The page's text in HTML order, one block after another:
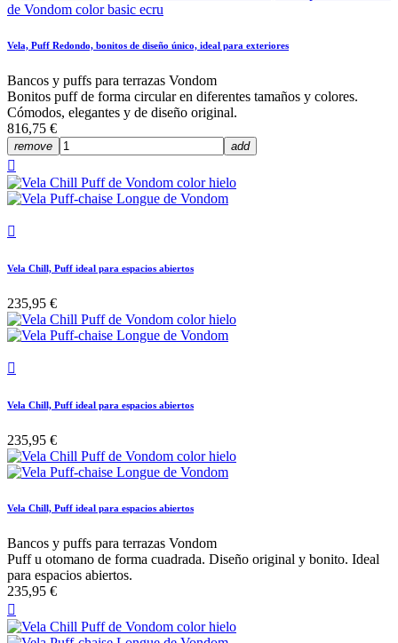
Vela, Puff Redondo, bonitos de diseño único, ideal para exteriores
Bancos y puffs para terrazas Vondom
Bonitos puff de forma circular en diferentes tamaños y colores.
Cómodos, elegantes y de diseño original.
816,75 €
remove add


Vela Chill, Puff ideal para espacios abiertos
235,95 €

Vela Chill, Puff ideal para espacios abiertos
235,95 €
Vela Chill, Puff ideal para espacios abiertos
Bancos y puffs para terrazas Vondom
Puff u otomano de forma cuadrada. Diseño original y bonito. Ideal
para espacios abiertos.
235,95 €
